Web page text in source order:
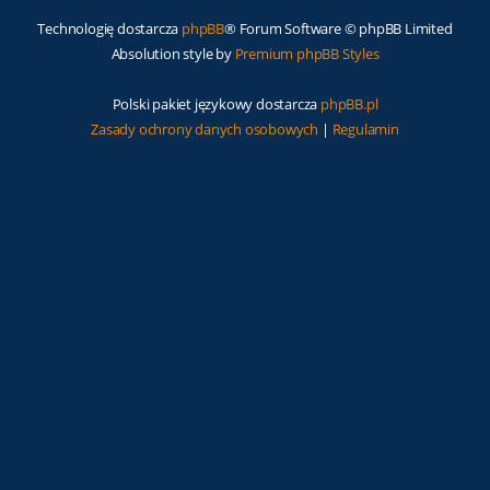
Technologię dostarcza phpBB® Forum Software © phpBB Limited
Absolution style by Premium phpBB Styles
Polski pakiet językowy dostarcza phpBB.pl
Zasady ochrony danych osobowych | Regulamin